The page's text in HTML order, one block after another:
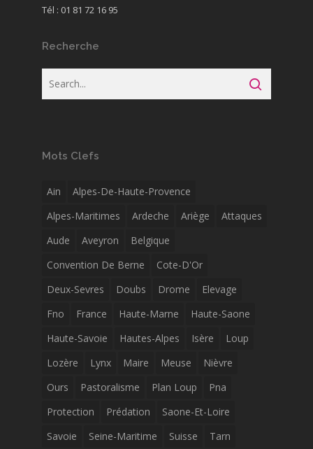
Tél : 01 81 72 16 95
Recherche
Mots Clefs
Ain
Alpes-De-Haute-Provence
Alpes-Maritimes
Ardeche Ariège
Attaques
Aude
Aveyron
Belgique
Convention De Berne
Cote-D'Or
Deux-Sevres
Doubs Drome
Elevage
Fno
France Haute-Marne
Haute-Saone
Haute-Savoie
Hautes-Alpes Isère
Loup
Lozère
Lynx Maire Meuse
Nièvre
Ours
Pastoralisme Plan Loup
Pna
Protection
Prédation
Saone-Et-Loire
Savoie
Seine-Maritime Suisse Tarn